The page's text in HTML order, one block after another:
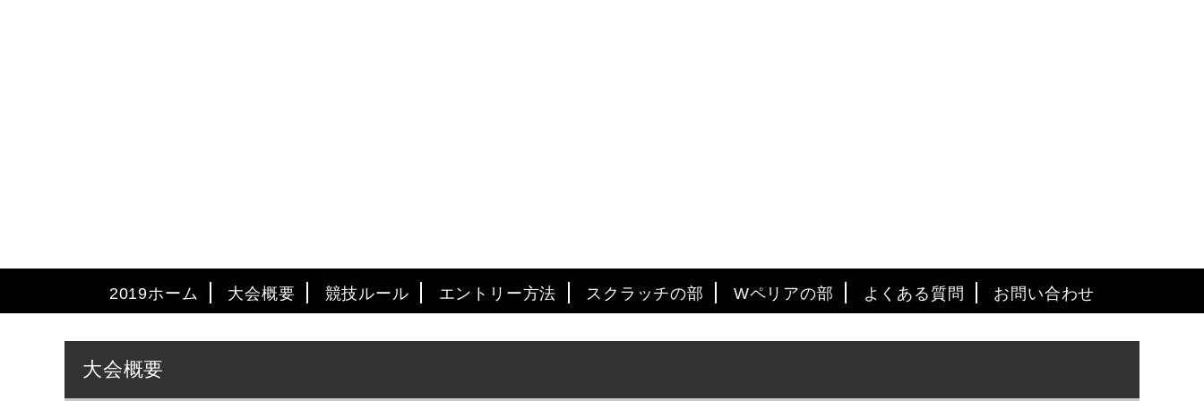
2019ホーム 大会概要 競技ルール エントリー方法 スクラッチの部 Wペリアの部 よくある質問 お問い合わせ
大会概要